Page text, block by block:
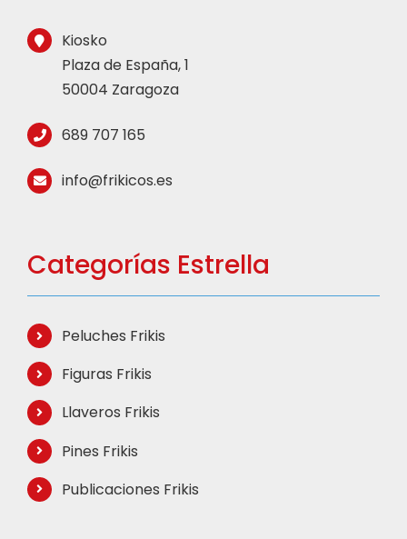
Kiosko
Plaza de España, 1
50004 Zaragoza
689 707 165
info@frikicos.es
Categorías Estrella
Peluches Frikis
Figuras Frikis
Llaveros Frikis
Pines Frikis
Publicaciones Frikis